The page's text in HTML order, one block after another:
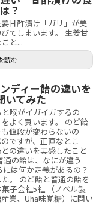
？
甘酢漬け「ガリ」が美
てしまいます。 生姜甘
と...
読む
ディー飴の違いを
いてみた
喉がイガイガするの
よく買います。 のど飴
値段が変わらないの
ですが、正直なとこ
の違いを実感したこと
の飴は、なにが違う
は何か定義があるの？
。 のど飴と普通の飴を
子会社5社 （ノベル製
業、Uha味覚糖）に問い